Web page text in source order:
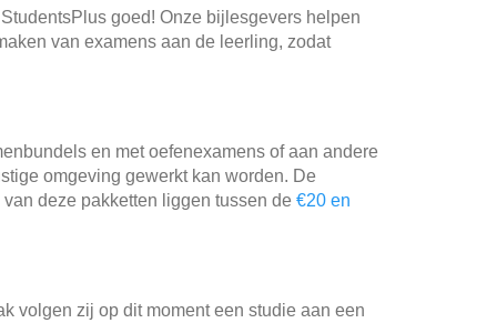
goed! Onze bijlesgevers helpen
van examens aan de leerling, zodat
en met oefenexamens of aan andere
omgeving gewerkt kan worden. De
deze pakketten liggen tussen de €20 en
volgen zij op dit moment een studie aan een